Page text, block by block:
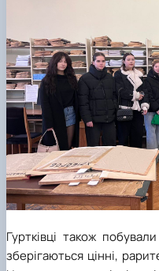
Гуртківці також
зберігаються цінні,